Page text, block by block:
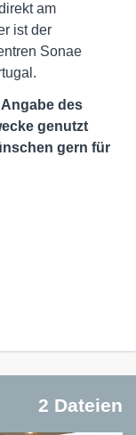
am
ist der
Sonae
des
genutzt
gern für
2 Dateien